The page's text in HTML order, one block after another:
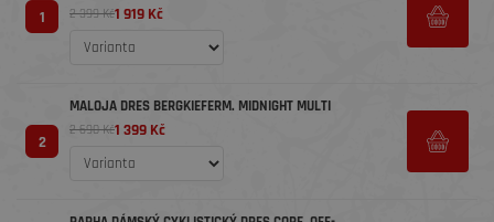
1 2 399 Kč1 919 Kč
2
MALOJA DRES BERGKIEFERM. MIDNIGHT MULTI
2 690 Kč1 399 Kč